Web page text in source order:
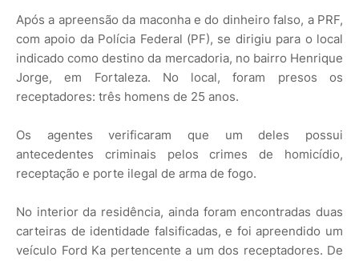
Após a apreensão da maconha e do dinheiro falso, a PRF,
com apoio da Polícia Federal (PF), se dirigiu para o local
indicado como destino da mercadoria, no bairro Henrique
Jorge, em Fortaleza. No local, foram presos os
receptadores: três homens de 25 anos.
Os agentes verificaram que um deles possui
antecedentes criminais pelos crimes de homicídio,
receptação e porte ilegal de arma de fogo.
No interior da residência, ainda foram encontradas duas
carteiras de identidade falsificadas, e foi apreendido um
veículo Ford Ka pertencente a um dos receptadores. De